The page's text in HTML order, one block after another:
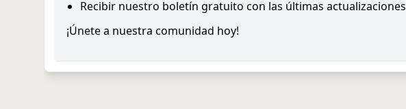
Recibir nuestro boletín gratuito con las últimas actualizaciones
¡Únete a nuestra comunidad hoy!